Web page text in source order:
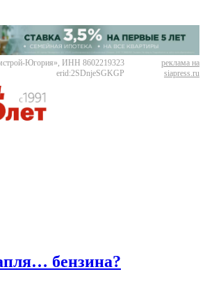
Югория», ИНН 8602219323
erid:2SDnjeSGKGP
реклама на
siapress.ru
бензина?